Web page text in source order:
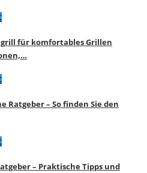
für komfortables Grillen
Ratgeber – So finden Sie den
– Praktische Tipps und